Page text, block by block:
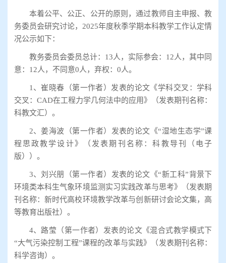
本着公平、公正、公开的原则，通过教师自主申报、教
务委员会研究讨论，2025年度秋季学期本科教学工作认定情
况公示如下：
教务委员会委员总计：13人，实际参会：12人，其中同
意：12人，不同意0人，弃权：0人。
1、崔晓春（第一作者）发表的论文《学科交叉：学科
交叉：CAD在工程力学几何法中的应用》（发表期刊名称：
科教文汇）。
2、姜海波（第一作者）发表的论文《“湿地生态学”课
程思政教学设计》（发表期刊名称：科教导刊（电子
版））。
3、刘兴朋（第一作者）发表的论文《“新工科”背景下
环境类本科生气象环境监测实习实践改革与思考》（发表期
刊名称：新时代高校环境教学改革与创新研讨会论文集，高
等教育出版社）。
4、路莹（第一作者）发表的论文《混合式教学模式下
“大气污染控制工程”课程的改革与实践》（发表期刊名称：
科学咨询）。